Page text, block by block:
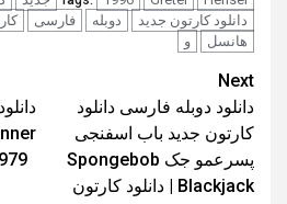
دانلود کارتون جدید
دوبله فارسی
هانسل
و
Post
navigation
Next
دانلود دوبله فارسی دانلود
کارتون جدید باب اسفنجی
پسرعمو جک Spongebob
Blackjack | دانلود کارتون